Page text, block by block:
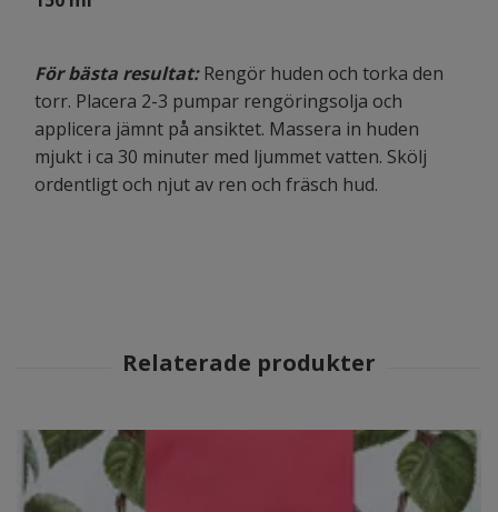
För bästa resultat:Rengör huden och torka den
torr. Placera 2-3 pumpar rengöringsolja och
applicera jämnt på ansiktet. Massera in huden
mjukt i ca 30 minuter med ljummet vatten. Skölj
ordentligt och njut av ren och fräsch hud.